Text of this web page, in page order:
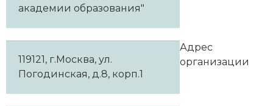
академии образования"
119121, г.Москва, ул.
Погодинская, д.8, корп.1
Адрес
организации